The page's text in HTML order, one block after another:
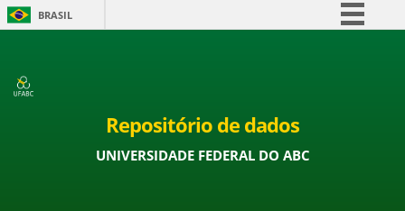
BRASIL
Acesso à informação
Legislação
Repositório de dados
UNIVERSIDADE FEDERAL DO ABC